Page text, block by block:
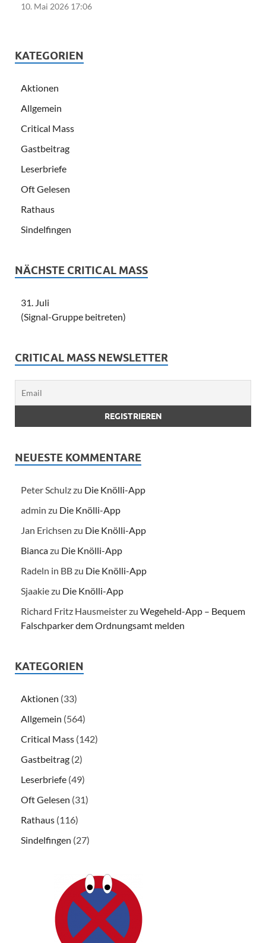
10. Mai 2026 17:06
KATEGORIEN
Aktionen
Allgemein
Critical Mass
Gastbeitrag
Leserbriefe
Oft Gelesen
Rathaus
Sindelfingen
NÄCHSTE CRITICAL MASS
31. Juli
(Signal-Gruppe beitreten)
CRITICAL MASS NEWSLETTER
NEUESTE KOMMENTARE
Peter Schulzzu Die Knölli-App
admin zu Die Knölli-App
Jan Erichsen zu Die Knölli-App
Biancazu Die Knölli-App
Radeln in BBzu Die Knölli-App
Sjaakiezu Die Knölli-App
Richard Fritz Hausmeisterzu Wegeheld-App – Bequem
Falschparker dem Ordnungsamt melden
KATEGORIEN
Aktionen (33)
Allgemein (564)
Critical Mass (142)
Gastbeitrag (2)
Leserbriefe (49)
Oft Gelesen (31)
Rathaus (116)
Sindelfingen (27)